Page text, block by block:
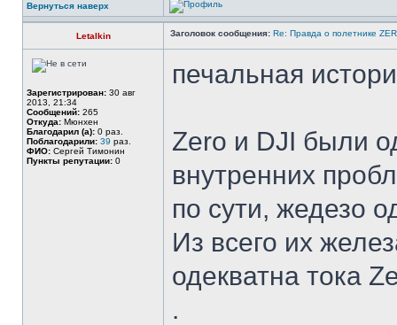
Вернуться наверх
Letalkin Заголовок сообщения: Re: Правда о полетнике
Зарегистрирован: 30 авг
2013, 21:34
Сообщений: 265
Откуда: Мюнхен
Благодарил (а): 0 раз.
Поблагодарили: 39 раз.
ФИО: Сергей Тимонин
Пункты репутации: 0
печальная
Zero и DJI были
внутренних
по сути, жедезо
Из всего их
одекватна тока
.